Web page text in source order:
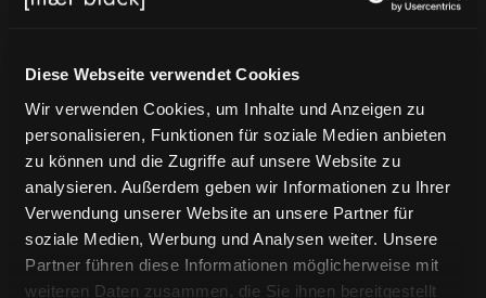
Diese Webseite verwendet Cookies
Wir verwenden Cookies, um Inhalte und Anzeigen zu
personalisieren, Funktionen für soziale Medien anbieten
zu können und die Zugriffe auf unsere Website zu
analysieren. Außerdem geben wir Informationen zu Ihrer
Verwendung unserer Website an unsere Partner für
soziale Medien, Werbung und Analysen weiter. Unsere
Partner führen diese Informationen möglicherweise mit
weiteren Daten zusammen, die Sie ihnen bereitgestellt
unserer Produkte von Hand gefertigt.